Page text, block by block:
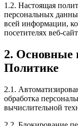
1.2. Настоящая
персональных
всей информации,
посетителях веб-
2. Основные
Политике
2.1.
обработка
вычислительной